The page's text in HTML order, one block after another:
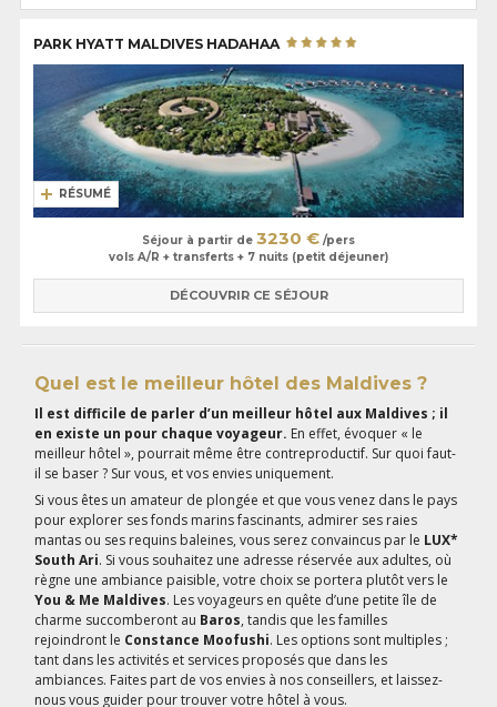
PARK HYATT MALDIVES HADAHAA
RÉSUMÉ
Séjour à partir de 3230 € /pers
vols A/R + transferts + 7 nuits (petit déjeuner)
DÉCOUVRIR CE SÉJOUR
Quel est le meilleur hôtel des Maldives ?
Il est difficile de parler d’un meilleur hôtel aux Maldives ; il
en existe un pour chaque voyageur. En effet, évoquer « le
meilleur hôtel », pourrait même être contreproductif. Sur quoi faut-
il se baser ? Sur vous, et vos envies uniquement.
Si vous êtes un amateur de plongée et que vous venez dans le pays
pour explorer ses fonds marins fascinants, admirer ses raies
mantas ou ses requins baleines, vous serez convaincus par le LUX*
South Ari. Si vous souhaitez une adresse réservée aux adultes, où
règne une ambiance paisible, votre choix se portera plutôt vers le
You & Me Maldives. Les voyageurs en quête d’une petite île de
charme succomberont au Baros, tandis que les familles
rejoindront le Constance Moofushi. Les options sont multiples ;
tant dans les activités et services proposés que dans les
ambiances. Faites part de vos envies à nos conseillers, et laissez-
nous vous guider pour trouver votre hôtel à vous.